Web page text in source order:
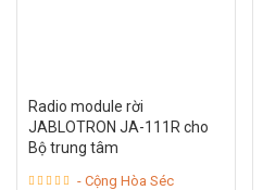
Radio module rời
JABLOTRON JA-111R cho
Bộ trung tâm
- Cộng Hòa Séc